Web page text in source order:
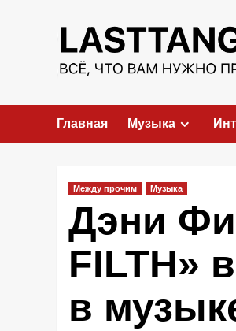
содержимому
Главная Музыка
Между прочим Музыка
Дэни
FILTH»
в